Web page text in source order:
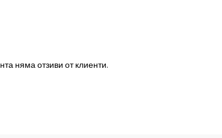
няма отзиви от клиенти.